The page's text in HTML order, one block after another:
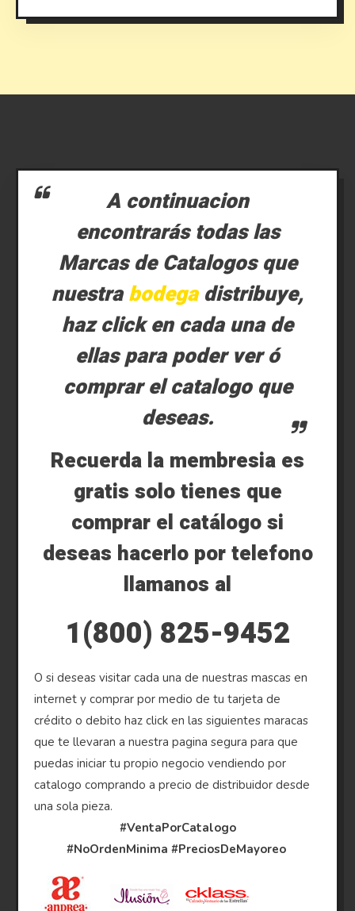
A continuacion
encontrarás todas las
Marcas de Catalogos que
nuestrabodegadistribuye,
haz click en cada una de
ellas para poder ver ó
comprar el catalogo que
deseas.
Recuerda la membresia es
gratis solo tienes que
comprar el catálogo si
deseas hacerlo por telefono
llamanos al
1(800) 825-9452
O si deseas visitar cada una de nuestras mascas en
internet y comprar por medio de tu tarjeta de
crédito o debito haz click en las siguientes maracas
que te llevaran a nuestra pagina segura para que
puedas iniciar tu propio negocio vendiendo por
catalogo comprando a precio de distribuidor desde
una sola pieza.
#VentaPorCatalogo
#NoOrdenMinima #PreciosDeMayoreo